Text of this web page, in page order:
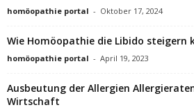
homöopathie portal - Oktober 17, 2024
Wie Homöopathie die Libido steigern
homöopathie portal - April 19, 2023
Ausbeutung der Allergien
Wirtschaft